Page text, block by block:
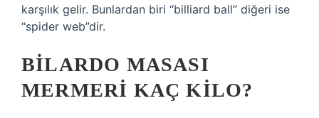
karşılık gelir. Bunlardan biri “billiard ball” diğeri ise
“spider web”dir.
BILARDO MASASI
MERMERI KAÇ KILO?